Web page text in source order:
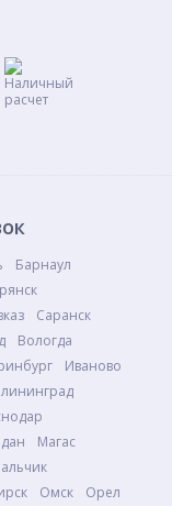
Барнаул
Саранск
Вологда
Иваново
Магас
Омск Орел